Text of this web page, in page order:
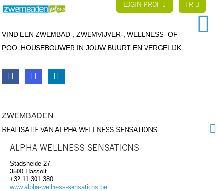
LOGIN PROF FR
VIND EEN ZWEMBAD-, ZWEMVIJVER-, WELLNESS- OF
POOLHOUSEBOUWER IN JOUW BUURT EN VERGELIJK!
ZWEMBADEN
REALISATIE VAN ALPHA WELLNESS SENSATIONS
ALPHA WELLNESS SENSATIONS
Stadsheide 27
3500 Hasselt
+32 11 301 380
www.alpha-wellness-sensations.be